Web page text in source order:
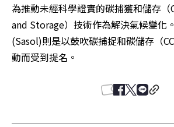
為推動未經科學證實的碳捕獲和儲存
and Storage）技術作為解決氣候變化
(Sasol)則是以鼓吹碳捕捉和碳儲存（
動而受到提名。